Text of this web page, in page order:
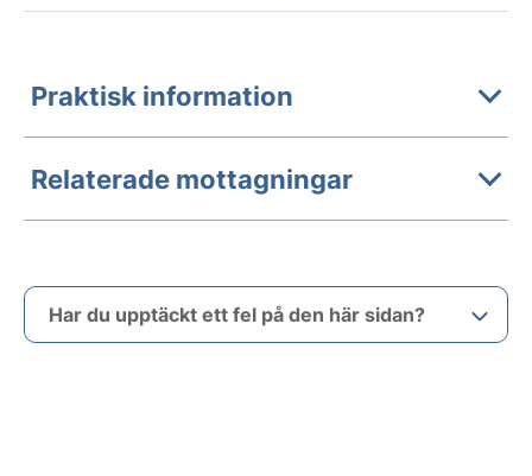
Praktisk information
Relaterade mottagningar
Har du upptäckt ett fel på den här sidan?